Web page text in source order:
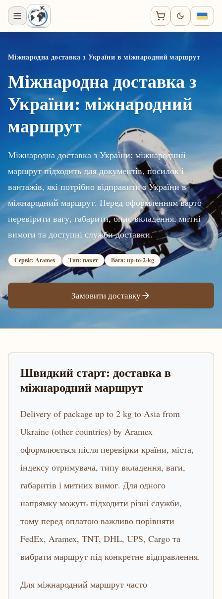
Міжнародна доставка з України в міжнародний маршрут
Міжнародна доставка з
України: міжнародний
маршрут
Міжнародна доставка з України: міжнародний
маршрут підходить для документів, посилок і
вантажів, які потрібно відправити з України в
міжнародний маршрут. Перед оформленням варто
перевірити вагу, габарити, опис вкладення, митні
вимоги та доступні служби доставки.
Сервіс: Aramex Тип: пакет Вага: up-to-2-kg
Замовити доставку
Швидкий старт: доставка в
міжнародний маршрут
Delivery of package up to 2 kg to Asia from
Ukraine (other countries) by Aramex
оформлюється після перевірки країни, міста,
індексу отримувача, типу вкладення, ваги,
габаритів і митних вимог. Для одного
напрямку можуть підходити різні служби,
тому перед оплатою важливо порівняти
FedEx, Aramex, TNT, DHL, UPS, Cargo та
вибрати маршрут під конкретне відправлення.
Для міжнародний маршрут часто